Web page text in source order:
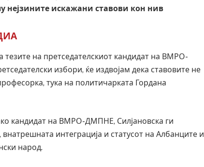
нејзините искажани ставови кон нив
на претседателскиот кандидат на ВМРО-
избори, ќе издвојам дека ставовите не
тука на политичарката Гордана
кандидат на ВМРО-ДМПНЕ, Силјановска ги
интеграција и статусот на Албанците и
народ.